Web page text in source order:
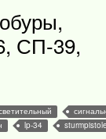
СП-39,
lp-34 sturmpistole